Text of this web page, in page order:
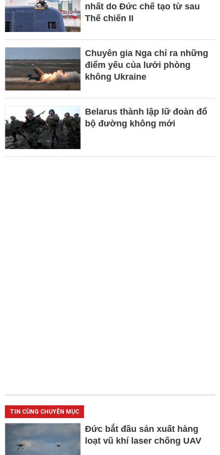
nhất do Đức chế tạo từ sau
Thế chiến II
Chuyên gia Nga chỉ ra những
điểm yếu của lưới phòng
không Ukraine
Belarus thành lập lữ đoàn đổ
bộ đường không mới
TIN CÙNG CHUYÊN MỤC
Đức bắt đầu sản xuất hàng
loạt vũ khí laser chống UAV